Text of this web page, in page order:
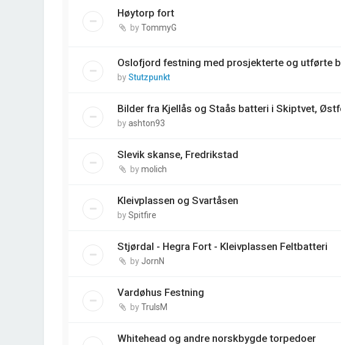
Høytorp fort
byTommyG
Oslofjord festning med prosjekterte og utførte
byStutzpunkt
Bilder fra Kjellås og Staås batteri i Skiptvet,
byashton93
Slevik skanse, Fredrikstad
bymolich
Kleivplassen og Svartåsen
bySpitfire
Stjørdal - Hegra Fort - Kleivplassen Feltbatteri
by JornN
Vardøhus Festning
byTrulsM
Whitehead og andre norskbygde torpedoer